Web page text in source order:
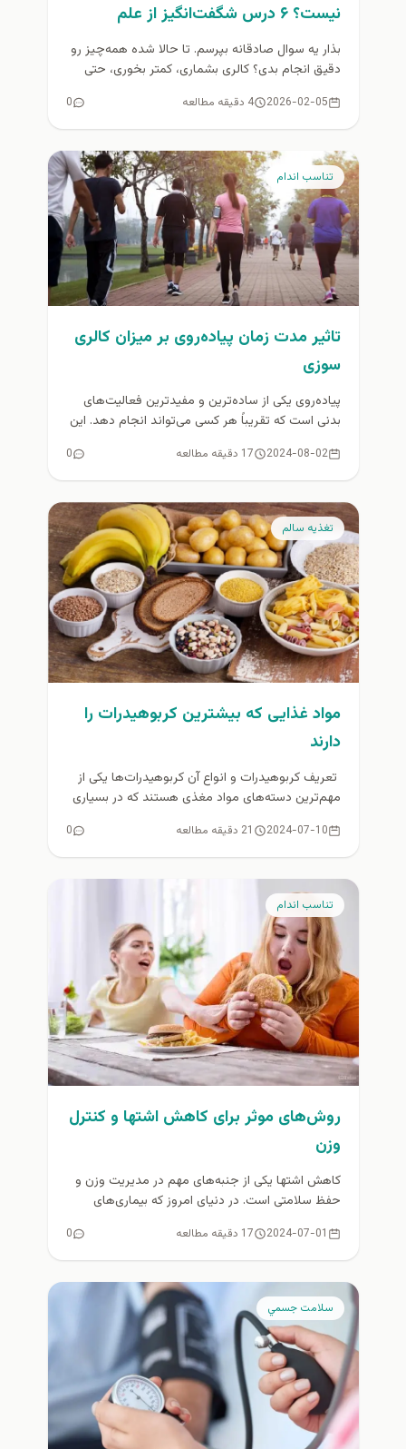
نیست؟ ۶ درس شگفت‌انگیز از علم
متابولیسم
بذار یه سوال صادقانه بپرسم. تا حالا شده همه‌چیز رو
دقیق انجام بدی؟ کالری بشماری، کمتر بخوری، حتی
2026-02-05 4 دقیقه مطالعه 0
تناسب اندام
تاثیر مدت زمان پیاده‌روی بر میزان کالری
سوزی
پیاده‌روی یکی از ساده‌ترین و مفیدترین فعالیت‌های
بدنی است که تقریباً هر کسی می‌تواند انجام دهد. این
2024-08-02 17 دقیقه مطالعه 0
تغذيه سالم
مواد غذایی که بیشترین کربوهیدرات را
دارند
تعریف کربوهیدرات و انواع آن کربوهیدرات‌ها یکی از
مهم‌ترین دسته‌های مواد مغذی هستند که در بسیاری
2024-07-10 21 دقیقه مطالعه 0
تناسب اندام
روش‌های موثر برای کاهش اشتها و کنترل
وزن
کاهش اشتها یکی از جنبه‌های مهم در مدیریت وزن و
حفظ سلامتی است. در دنیای امروز که بیماری‌های
2024-07-01 17 دقیقه مطالعه 0
سلامت جسمي